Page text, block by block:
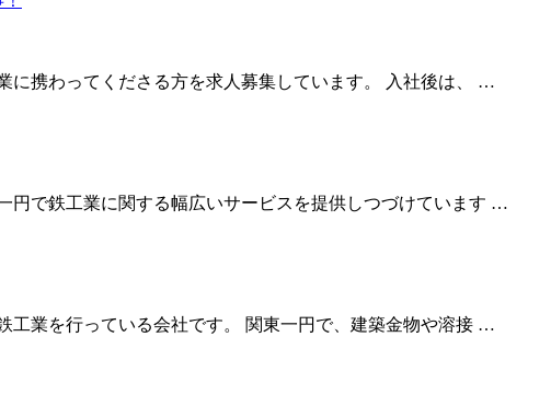
に携わってくださる方を求人募集しています。 入社後は、 …
円で鉄工業に関する幅広いサービスを提供しつづけています …
工業を行っている会社です。 関東一円で、建築金物や溶接 …